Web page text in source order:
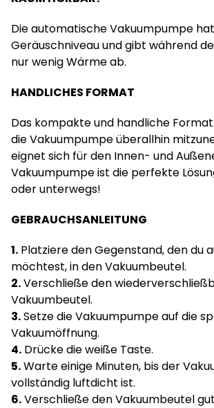
Die automatische Vakuumpumpe
Geräuschniveau und gibt während
nur wenig Wärme ab.
HANDLICHES FORMAT
Das kompakte und handliche
die Vakuumpumpe überallhin
eignet sich für den Innen- und
Vakuumpumpe ist die perfekte
oder unterwegs!
GEBRAUCHSANLEITUNG
1. Platziere den Gegenstand, den du
möchtest, in den Vakuumbeutel.
2.Verschließe den
Vakuumbeutel.
3.Setze die Vakuumpumpe auf die
Vakuumöffnung.
4. Drücke die weiße Taste.
5.Warte einige Minuten, bis der
vollständig luftdicht ist.
6.Verschließe den Vakuumbeutel